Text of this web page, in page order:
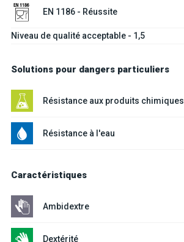
EN 1186 - Réussite
Niveau de qualité acceptable - 1,5
Solutions pour dangers particuliers
Résistance aux produits chimiques
Résistance à l'eau
Caractéristiques
Ambidextre
Dextérité